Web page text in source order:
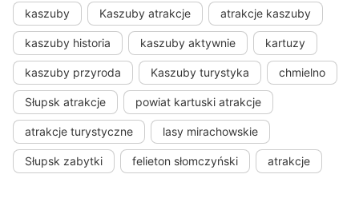
kaszuby Kaszuby atrakcje atrakcje kaszuby
kaszuby historia kaszuby aktywnie kartuzy
kaszuby przyroda Kaszuby turystyka chmielno
Słupsk atrakcje powiat kartuski atrakcje
atrakcje turystyczne lasy mirachowskie
Słupsk zabytki felieton słomczyński atrakcje